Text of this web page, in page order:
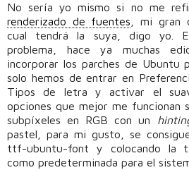
No sería yo mismo si no me
renderizado de fuentes , mi gran
cual tendrá la suya, digo yo.
problema, hace ya muchas
incorporar los parches de Ubuntu
solo hemos de entrar en
Tipos de letra y activar el
opciones que mejor me funcionan
subpíxeles en RGB con un
pastel, para mi gusto, se
ttf-ubuntu-font y colocando la
como predeterminada para el